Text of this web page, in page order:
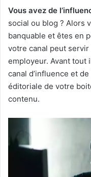
Vous avez de
social ou blog ? Alors
banquable et êtes en
votre canal peut
employeur. Avant tout
canal d’influence et
éditoriale de votre
contenu.